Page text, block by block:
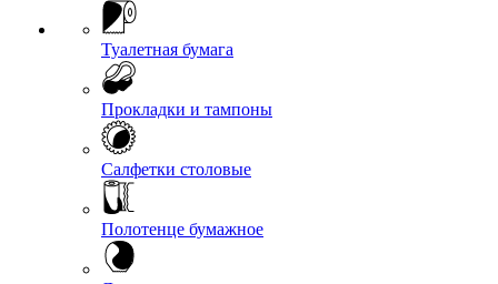
Туалетная бумага
Прокладки и тампоны
Салфетки столовые
Полотенце бумажное